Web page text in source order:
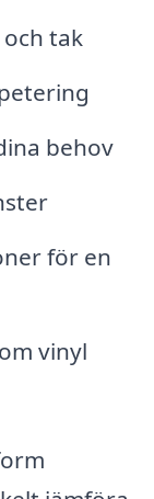
tak
behov
för en
vinyl